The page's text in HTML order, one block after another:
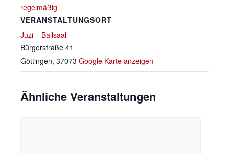
regelmäßig
VERANSTALTUNGSORT
Juzi – Ballsaal
Bürgerstraße 41
Göttingen, 37073 Google Karte anzeigen
Ähnliche Veranstaltungen